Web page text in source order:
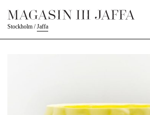
Stockholm /Jaffa